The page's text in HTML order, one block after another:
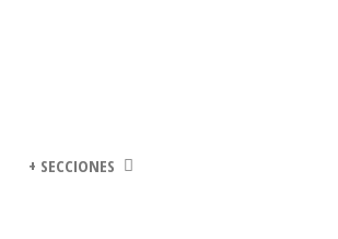
+ SECCIONES